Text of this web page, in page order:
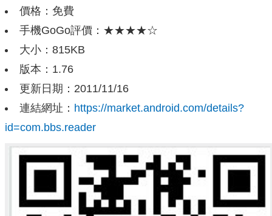
價格：免費
手機GoGo評價：★★★★☆
大小：815KB
版本：1.76
更新日期：2011/11/16
連結網址： https://market.android.com/details?
id=com.bbs.reader